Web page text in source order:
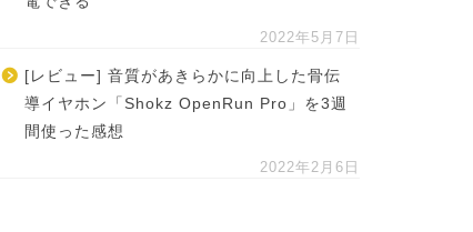
2022年5月7日
[レビュー] 音質があきらかに向上した骨伝
導イヤホン「Shokz OpenRun Pro」を3週
間使った感想
2022年2月6日